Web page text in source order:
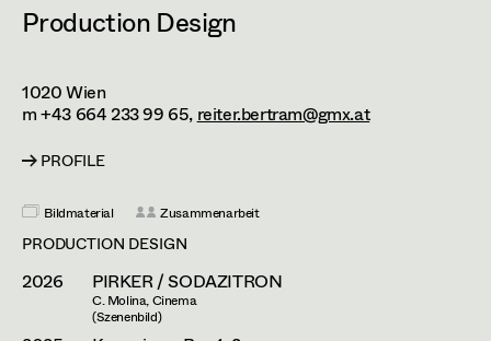
Suche
Art Department
Costume Department
Retired Members
Honorary Members
In Memoriam
Production Design
Production Design Assistant
Art Direction
Assistant Art Director
Set Decoration
Rudi Czettel
Andreas Donhauser
Christine Dosch
Christine Egger
Andreas Ertl
Gerald Freimuth
Production Design
1020Wien
m +43 664 233 99 65, reiter.bertram@gmx.at
PROFILE
Bildmaterial Zusammenarbeit
PRODUCTION DESIGN
2026 PIRKER / SODAZITRON
C. Molina, Cinema
(Szenenbild)